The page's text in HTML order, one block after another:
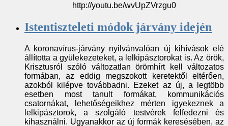
http://youtu.be/wvUpZVrzgu0
Istentiszteleti módok járvány idején
A koronavírus-járvány nyilvánvalóan új kihívások elé
állította a gyülekezeteket, a lelkipásztorokat is. Az örök,
Krisztusról szóló változatlan örömhírt kell változatos
formában, az eddig megszokott keretektől eltérően,
azokból kilépve továbbadni. Ezeket az új, a legtöbb
esetben most tanult formákat, kommunikációs
csatornákat, lehetőségeikhez mérten igyekeznek a
lelkipásztorok, a szolgáló testvérek felfedezni és
kihasználni. Ugyanakkor az új formák keresésében, az